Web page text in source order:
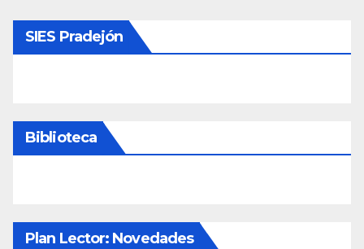
SIES Pradejón
Biblioteca
Plan Lector: Novedades